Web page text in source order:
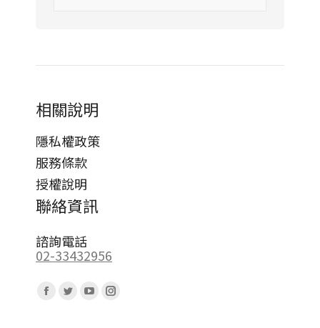
相關說明
隱私權政策
服務條款
授權說明
聯絡資訊
諮詢電話
02-33432956
Facebook
TwitterYouTubeInstagram